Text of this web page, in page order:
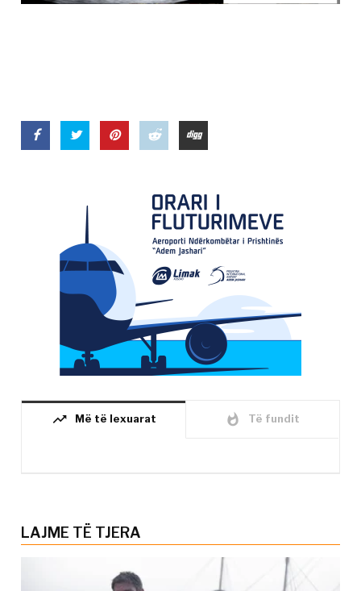
trending_up Më të lexuarat whatshot Të fundit
LAJME TË TJERA